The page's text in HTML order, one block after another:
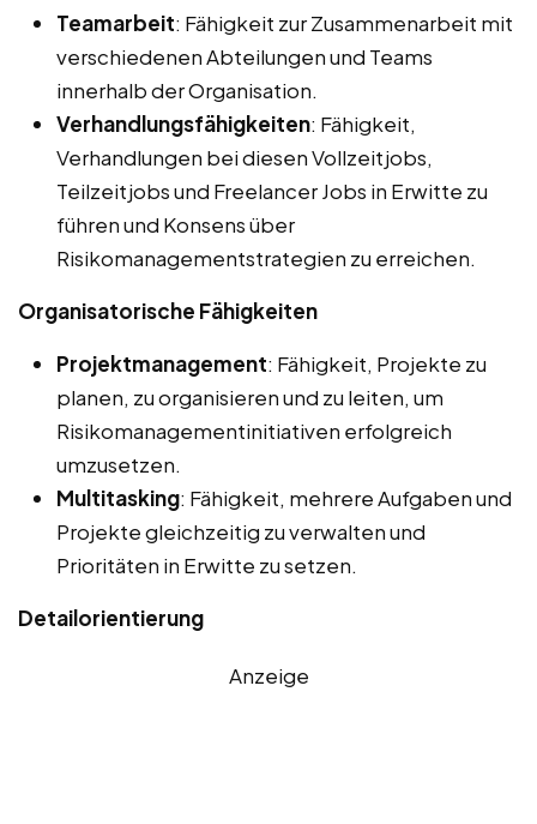
Teamarbeit: Fähigkeit zur Zusammenarbeit mit
verschiedenen Abteilungen und Teams
innerhalb der Organisation.
Verhandlungsfähigkeiten: Fähigkeit,
Verhandlungen bei diesen Vollzeitjobs,
Teilzeitjobs und Freelancer Jobs in Erwitte zu
führen und Konsens über
Risikomanagementstrategien zu erreichen.
Organisatorische Fähigkeiten
Projektmanagement: Fähigkeit, Projekte zu
planen, zu organisieren und zu leiten, um
Risikomanagementinitiativen erfolgreich
umzusetzen.
Multitasking: Fähigkeit, mehrere Aufgaben und
Projekte gleichzeitig zu verwalten und
Prioritäten in Erwitte zu setzen.
Detailorientierung
Anzeige